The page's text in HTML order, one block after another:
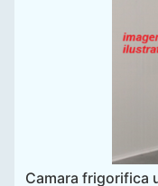
Camara frigorifica